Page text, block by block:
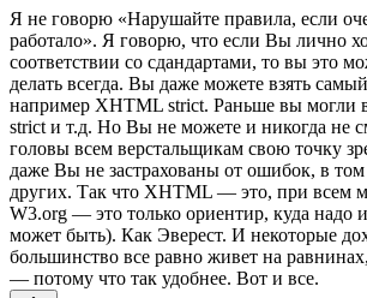
Я не говорю «Нарушайте правила, если
работало». Я говорю, что если Вы лично
соответствии со сдандартами, то вы это
делать всегда. Вы даже можете взять
например XHTML strict. Раньше вы могли
strict и т.д. Но Вы не можете и никогда не
головы всем верстальщикам свою точку
даже Вы не застрахованы от ошибок, в
других. Так что XHTML — это, при всем
W3.org — это только ориентир, куда надо
может быть). Как Эверест. И некоторые
большинство все равно живет на
— потому что так удобнее. Вот и все.